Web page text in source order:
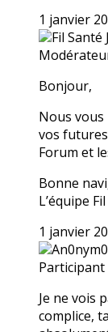
1 janvier
Fil Santé
Bonjour,
Nous
vos
Forum et
Bonne
L’équipe
1 janvier
Participant
Je ne vois
complice,